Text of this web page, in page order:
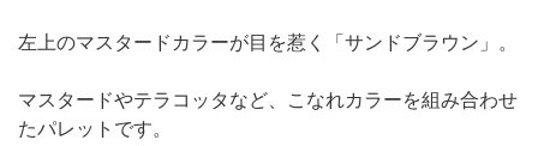
左上のマスタードカラーが目を惹く「サンドブラウン」。
マスタードやテラコッタなど、こなれカラーを組み合わせ
たパレットです。